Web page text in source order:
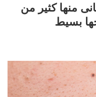
منها كثير من
بسيط